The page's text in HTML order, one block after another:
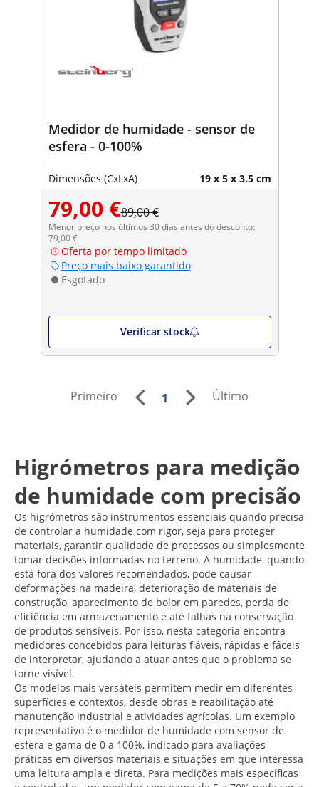
Medidor de humidade - sensor de
esfera - 0-100%
Dimensões (CxLxA) 19 x 5 x 3.5 cm
79,00 €89,00 €
Menor preço nos últimos 30 dias antes do desconto:
79,00 €
Oferta por tempo limitado
Preço mais baixo garantido
Esgotado
Verificar stock
Primeiro 1 Último
Higrómetros para medição
de humidade com precisão
Os higrómetros são instrumentos essenciais quando precisa
de controlar a humidade com rigor, seja para proteger
materiais, garantir qualidade de processos ou simplesmente
tomar decisões informadas no terreno. A humidade, quando
está fora dos valores recomendados, pode causar
deformações na madeira, deterioração de materiais de
construção, aparecimento de bolor em paredes, perda de
eficiência em armazenamento e até falhas na conservação
de produtos sensíveis. Por isso, nesta categoria encontra
medidores concebidos para leituras fiáveis, rápidas e fáceis
de interpretar, ajudando a atuar antes que o problema se
torne visível.
Os modelos mais versáteis permitem medir em diferentes
superfícies e contextos, desde obras e reabilitação até
manutenção industrial e atividades agrícolas. Um exemplo
representativo é o medidor de humidade com sensor de
esfera e gama de 0 a 100%, indicado para avaliações
práticas em diversos materiais e situações em que interessa
uma leitura ampla e direta. Para medições mais específicas